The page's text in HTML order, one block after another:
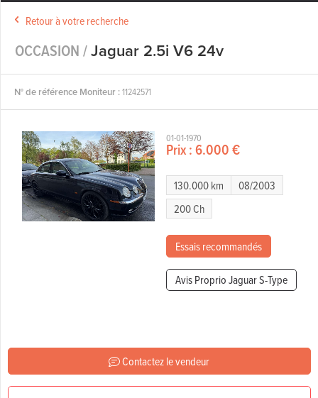
Retour à votre recherche
OCCASION /Jaguar 2.5i V6 24v
N° de référence Moniteur :11242571
01-01-1970
Prix :6.000 €
130.000 km
08/2003
200 Ch
Essais recommandés
Avis Proprio Jaguar S-Type
Contactez le vendeur